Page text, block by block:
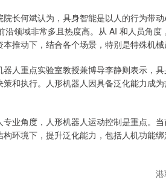
何斌认为，具身智能是以人的行为带
沿领域非常多且热度高。从 AI 和人员角
推动下，结合各个场景，特别是特殊机械
重点实验室教授兼博导李静则表示，
和执行。人形机器人因具备泛化能力成
角度，人形机器人运动控制是重点。
环境下，提升泛化能力，包括人机功能
港